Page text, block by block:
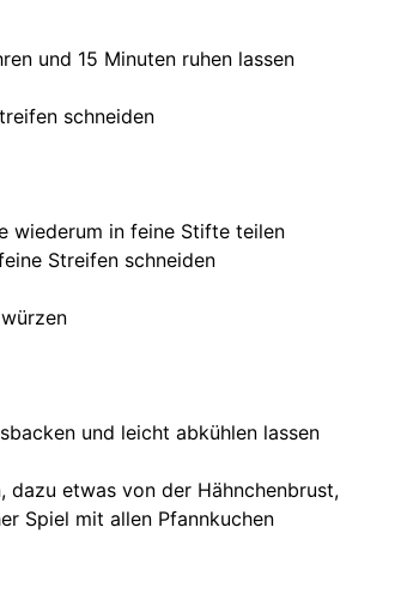
und 15 Minuten ruhen lassen
schneiden
wiederum in feine Stifte teilen
Streifen schneiden
und leicht abkühlen lassen
dazu etwas von der Hähnchenbrust,
Spiel mit allen Pfannkuchen